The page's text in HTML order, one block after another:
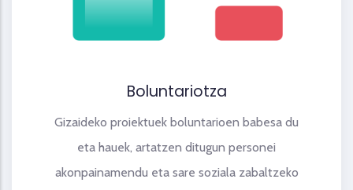
Boluntariotza
Gizaideko proiektuek boluntarioen babesa du
eta hauek, artatzen ditugun personei
akonpainamendu eta sare soziala zabaltzeko